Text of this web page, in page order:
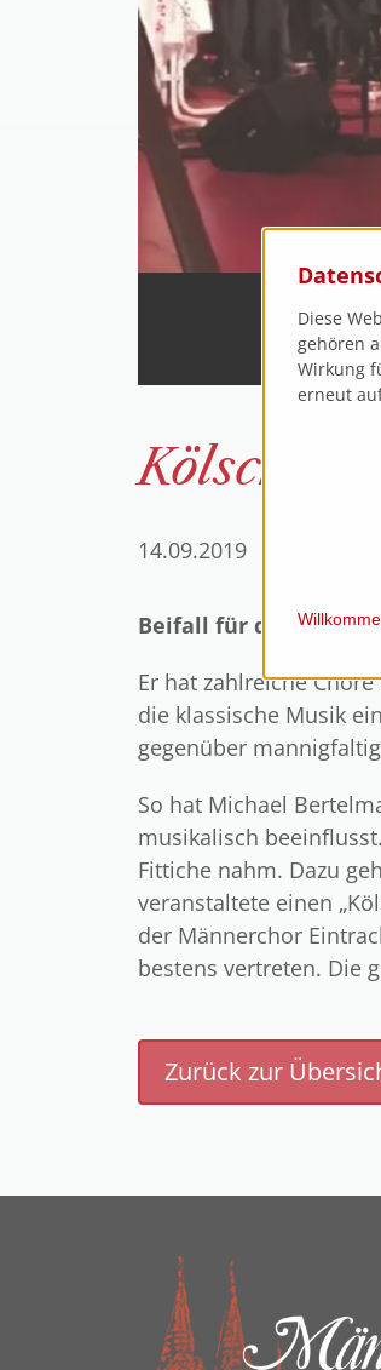
Kölsche
14.09.2019
Beifall für den
Er hat zahlreiche
die klassische Musik
gegenüber
So hat Michael
musikalisch
Fittiche nahm. Dazu
veranstaltete einen
der Männerchor
bestens vertreten. Die
Zurück zur
Diese
gehören
Wirkung
erneut